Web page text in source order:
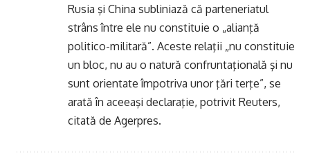
Rusia şi China subliniază că parteneriatul
strâns între ele nu constituie o „alianţă
politico-militară”. Aceste relaţii „nu constituie
un bloc, nu au o natură confruntaţională şi nu
sunt orientate împotriva unor ţări terţe”, se
arată în aceeaşi declaraţie, potrivit Reuters,
citată de Agerpres.